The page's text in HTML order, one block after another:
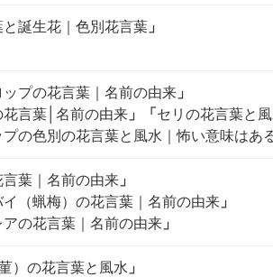
誕生花｜色別花言葉 」
ップの花言葉｜名前の由来 」
花言葉│名前の由来 」 「 セリの花言葉と
の色別の花言葉と風水｜怖い意味はあ
葉｜名前の由来 」
イ（蝋梅）の花言葉｜名前の由来 」
アの花言葉｜名前の由来 」
）の花言葉と風水 」